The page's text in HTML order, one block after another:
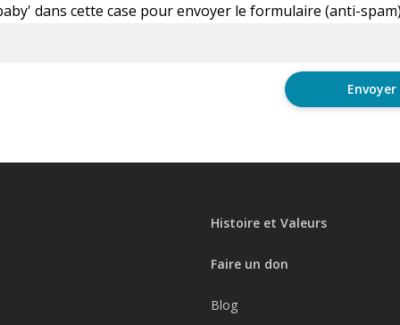
dans cette case pour envoyer le formulaire (anti-
Histoire et Valeurs
Faire un don
Blog